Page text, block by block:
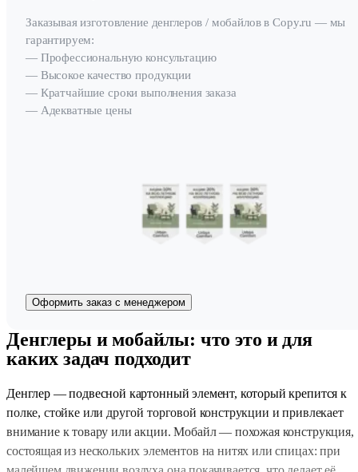
Заказывая изготовление денглеров / мобайлов в Copy.ru — мы
гарантируем:
— Профессиональную консультацию
— Высокое качество продукции
— Кратчайшие сроки выполнения заказа
— Адекватные цены
Оформить заказ с менеджером
Денглеры и мобайлы: что это и для
каких задач подходит
Денглер — подвесной картонный элемент, который крепится к
полке, стойке или другой торговой конструкции и привлекает
внимание к товару или акции. Мобайл — похожая конструкция,
состоящая из нескольких элементов на нитях или спицах: при